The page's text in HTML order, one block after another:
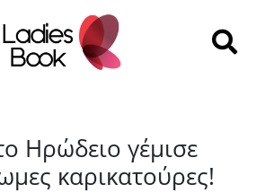
Ηρώδειο γέμισε
καρικατούρες!